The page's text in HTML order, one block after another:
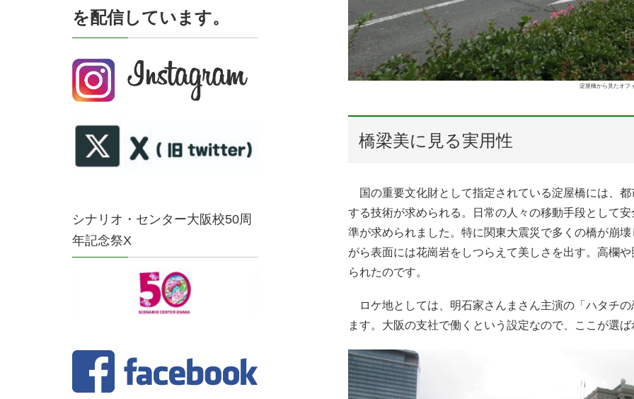
淀屋橋から見たオフ
橋梁美に見る実用性
国の重要文化財として指定されている淀屋橋には、
する技術が求められる。日常の人々の移動手段として
準が求められました。特に関東大震災で多くの橋が崩
がら表面には花崗岩をしつらえて美しさを出す。高欄
られたのです。
ロケ地としては、明石家さんまさん主演の「ハタチ
ます。大阪の支社で働くという設定なので、ここが選
を配信しています。
シナリオ・センター大阪校50周
年記念祭X